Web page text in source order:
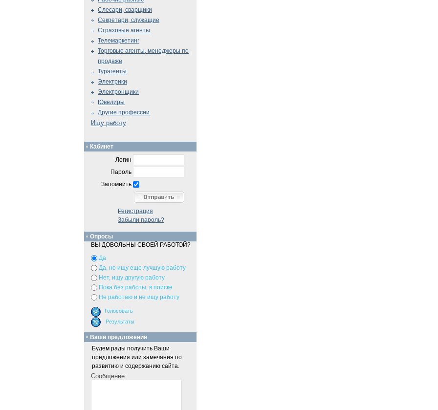
Слесари, сварщики
Секретари, служащие
Страховые агенты
Телемаркетинг
Торговые агенты, менеджеры по
продаже
Турагенты
Электрики
Электронщики
Ювелиры
Другие профессии
Ищу работу
Кабинет
Логин
Пароль
Запомнить
Регистрация
Забыли пароль?
Опросы
ВЫ ДОВОЛЬНЫ СВОЕЙ РАБОТОЙ?
Да
Да, но ищу еще лучшую работу
Нет, ищу другую работу
Пока без работы, в поиске
Не работаю и не ищу работу
Ваши предложения
Будем рады получить Ваши
предложения или замечания по
развитию и содержанию сайта.
Сообщение: